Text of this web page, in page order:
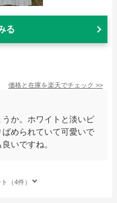
る
価格と在庫を楽天でチェック >>
か。ホワイトと淡いピ
められていて可愛いで
いですね。
（4件）